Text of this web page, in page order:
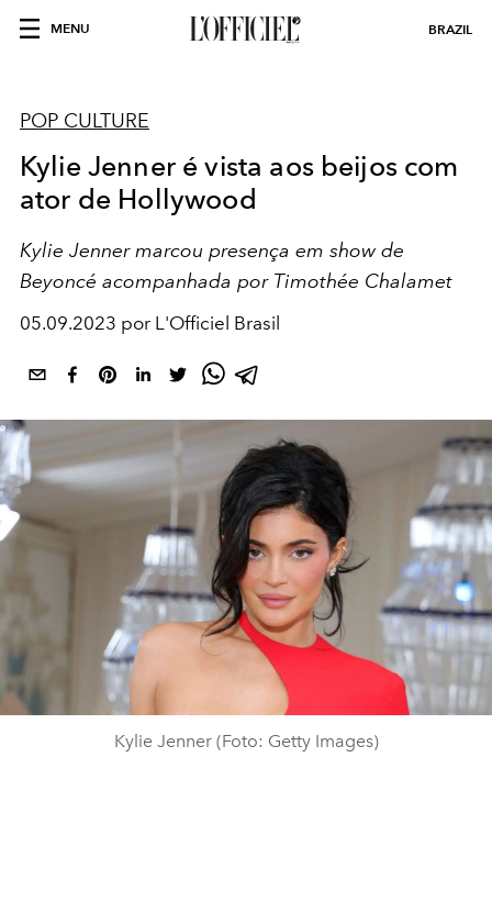
MENU BRAZIL
POP CULTURE
Kylie Jenner é vista aos beijos com
ator de Hollywood
Kylie Jenner marcou presença em show de
Beyoncé acompanhada por Timothée Chalamet
05.09.2023 por L'Officiel Brasil
Kylie Jenner (Foto: Getty Images)